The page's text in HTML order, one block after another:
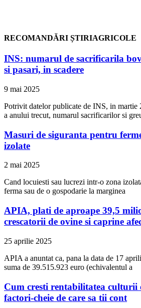
RECOMANDĂRI ȘTIRIAGRICOLE
INS: numarul de sacrificarila
si pasari, in scadere
9 mai 2025
Potrivit datelor publicate de INS, in martie
a anului trecut, numarul sacrificarilor si
Masuri de siguranta pentru
izolate
2 mai 2025
Cand locuiesti sau lucrezi intr-o zona
ferma sau de o gospodarie la marginea
APIA, plati de aproape 39,5
crescatorii de ovine si caprine
25 aprilie 2025
APIA a anuntat ca, pana la data de 17
suma de 39.515.923 euro (echivalentul a
Cum cresti rentabilitatea culturii
factori-cheie de care sa tii cont